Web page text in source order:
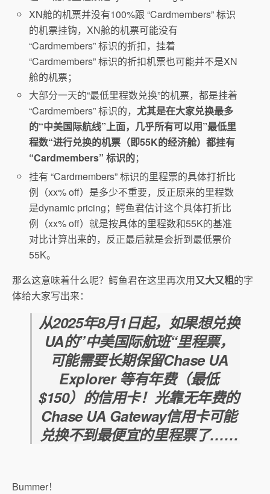
XN舱的机票并没有100%跟 “Cardmembers” 标识
的机票挂钩，XN舱的机票可能没有
“Cardmembers” 标识的折扣，挂着
“Cardmembers” 标识的折扣机票也可能并不是XN
舱的机票；
大部分一天的“最低里程数兑换”的机票，都是挂着
“Cardmembers” 标识的， 尤其是在大家兑换最多
的“中美国际航线”上面，几乎所有可以用”最低里
程数“进行兑换的机票（即55K的经济舱）都挂有
“Cardmembers” 标识的；
挂有 “Cardmembers” 标识的里程票的具体打折比
例（xx% off）是多少不重要，反正原来的里程数
是dynamic pricing；鳄鱼君估计这个具体打折比
例（xx% off）就是按具体的里程数和55K的基准
对比计算出来的，反正最后就是会折到最低票价
55K。
那么这意味着什么呢？鳄鱼君在这里再次用又大又粗的字
体给大家写出来：
从2025年8月1日起，如果想兑换
UA的”中美国际航班“里程票，
可能需要长期保留Chase UA
Explorer 等有年费（最低
$150）的信用卡！光靠无年费的
Chase UA Gateway信用卡可能
兑换不到最便宜的里程票了……
Bummer！